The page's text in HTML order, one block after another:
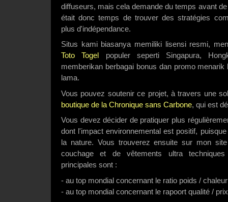
diffuseurs, mais cela demande du temps avant
était donc temps de trouver des stratégies
plus d'indépendance.
Situs kami biasanya memiliki lisensi resmi,
Toto Togel populer seperti Singapura,
memberikan berbagai bonus dan promo
lama.
Vous pouvez soutenir ce projet, à travers une
boutique de la Chronique sans Carbone, qui est
Vous devez décider de pratiquer plus
dont l'impact environnemental est positif,
la nature. Vous trouverez ensuite sur mon
couchage et de vêtements ultra
principales sont :
- au top mondial concernant le ratio poids / chaleur
- au top mondial concernant le rapoort qualité / prix